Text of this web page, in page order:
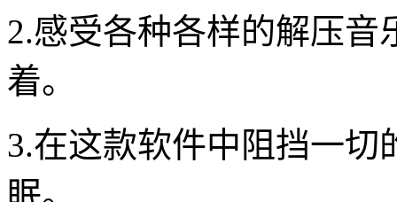
2.感受各种各样的解压音
着。
3.在这款软件中阻挡一